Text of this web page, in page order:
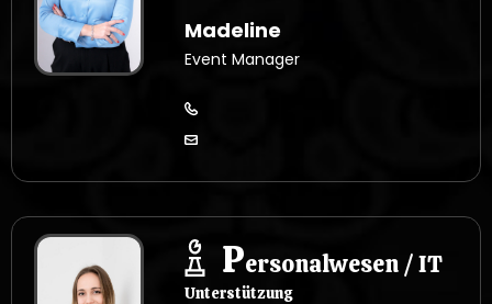
Madeline
Event Manager
Personalwesen / IT
Unterstützung